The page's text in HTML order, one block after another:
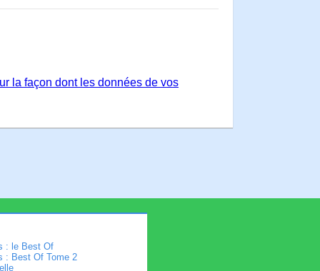
la façon dont les données de vos
: le Best Of
: Best Of Tome 2